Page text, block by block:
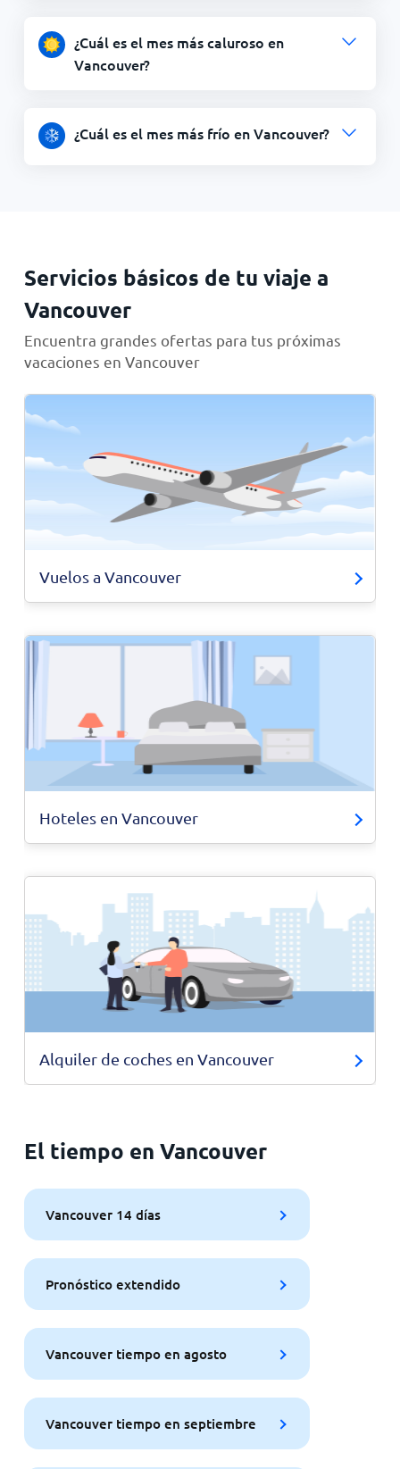
¿Cuál es el mes más caluroso en
Vancouver?
¿Cuál es el mes más frío en Vancouver?
Servicios básicos de tu viaje a
Vancouver
Encuentra grandes ofertas para tus próximas
vacaciones en Vancouver
Vuelos a Vancouver
Hoteles en Vancouver
Alquiler de coches en Vancouver
El tiempo en Vancouver
Vancouver 14 días
Pronóstico extendido
Vancouver tiempo en agosto
Vancouver tiempo en septiembre